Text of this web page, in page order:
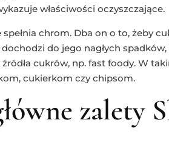
właściwości oczyszczające.
chrom. Dba on o to, żeby
do jego nagłych
cukrów, np. fast foody. W
cukierkom czy chipsom.
zalety